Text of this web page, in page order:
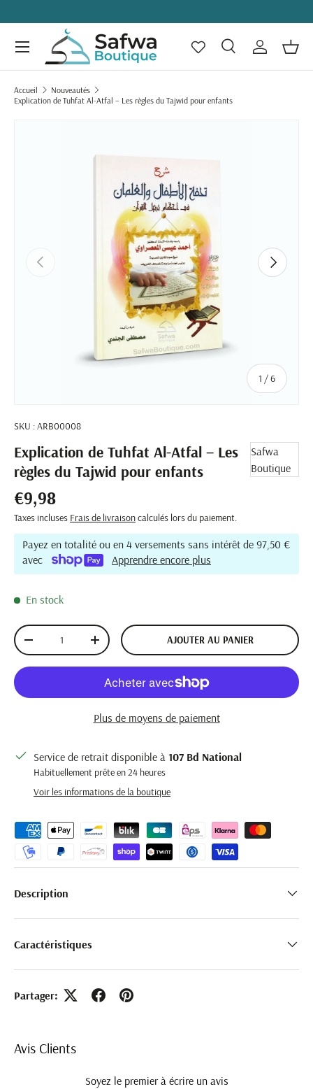
ALLER AU CONTENU
Recherche
Recherche
Se
Menu
Accueil
Nouveautés
Explication de Tuhfat Al-Atfal – Les règles du Tajwid pour enfants
PRÉCÉDENT
1 /de
6
SUIVANT
SKU :ARB00008
Explication de Tuhfat Al-Atfal – Les
règles du Tajwid pour enfants
Safwa
Boutique
Prix habituel
€9,98
Taxes incluses Frais de livraisoncalculés lors du paiement.
Payez en totalité ou en 4 versements sans intérêt de 97,50 €
avec
Apprendre encore plus
En stock
Qté
DIMINUER LA QUANTITÉAUGMENTER LA QUANTITÉAJOUTER AU PANIER
Plus de moyens de paiement
Service de retrait disponible à 107 Bd National
Habituellement prête en 24 heures
Voir les informations de la boutique
Description
Caractéristiques
Partager:
Avis Clients
Soyez le premier à écrire un avis